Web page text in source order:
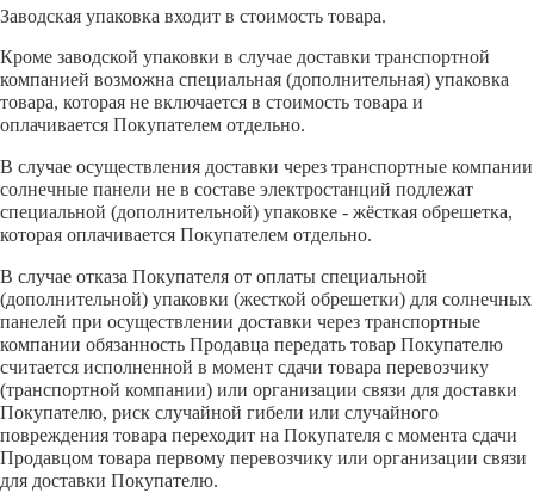
Заводская упаковка входит в стоимость товара.
Кроме заводской упаковки в случае доставки транспортной
компанией возможна специальная (дополнительная) упаковка
товара, которая не включается в стоимость товара и
оплачивается Покупателем отдельно.
В случае осуществления доставки через транспортные компании
солнечные панели не в составе электростанций подлежат
специальной (дополнительной) упаковке - жёсткая обрешетка,
которая оплачивается Покупателем отдельно.
В случае отказа Покупателя от оплаты специальной
(дополнительной) упаковки (жесткой обрешетки) для солнечных
панелей при осуществлении доставки через транспортные
компании обязанность Продавца передать товар Покупателю
считается исполненной в момент сдачи товара перевозчику
(транспортной компании) или организации связи для доставки
Покупателю, риск случайной гибели или случайного
повреждения товара переходит на Покупателя с момента сдачи
Продавцом товара первому перевозчику или организации связи
для доставки Покупателю.